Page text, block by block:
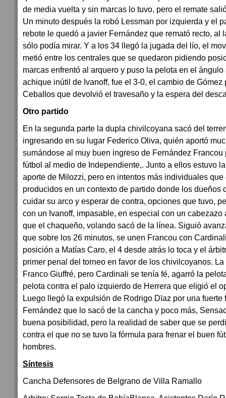
de media vuelta y sin marcas lo tuvo, pero el remate
Un minuto después la robó Lessman por izquierda y el
rebote le quedó a javier Fernández que remató recto, al
sólo podía mirar. Y a los 34 llegó la jugada del lío, el
metió entre los centrales que se quedaron pidiendo
marcas enfrentó al arquero y puso la pelota en el
achique inútil de Ivanoff, fue el 3-0, el cambio de Gómez
Ceballos que devolvió el travesaño y la espera del
Otro partido
En la segunda parte la dupla chivilcoyana sacó del
ingresando en su lugar Federico Oliva, quién aportó
sumándose al muy buen ingreso de Fernández
fútbol al medio de Independiente,. Junto a ellos estuvo
aporte de Milozzi, pero en intentos más individuales
producidos en un contexto de partido donde los dueños
cuidar su arco y esperar de contra, opciones que tuvo,
con un Ivanoff, impasable, en especial con un cabezazo
que el chaqueño, volando sacó de la línea. Siguió
que sobre los 26 minutos, se unen Francou con
posición a Matías Caro, el 4 desde atrás lo toca y el
primer penal del torneo en favor de los chivilcoyanos.
Franco Giuffré, pero Cardinali se tenía fé, agarró la
pelota contra el palo izquierdo de Herrera que eligió el
Luego llegó la expulsión de Rodrigo Dïaz por una fuerte
Fernández que lo sacó de la cancha y poco más,
buena posibilidad, pero la realidad de saber que se
contra el que no se tuvo la fórmula para frenar el buen
hombres.
Síntesis
Cancha Defensores de Belgrano de Villa Ramallo